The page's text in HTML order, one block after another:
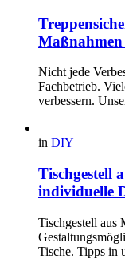
Nicht jede
Fachbetrieb.
verbessern.
in DIY
Tischgestell
individuelle
Tischgestell aus
Tische. Tipps in